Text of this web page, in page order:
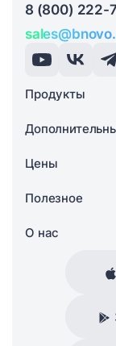
8 (800) 222-
Продукты
Цены
Полезное
О нас